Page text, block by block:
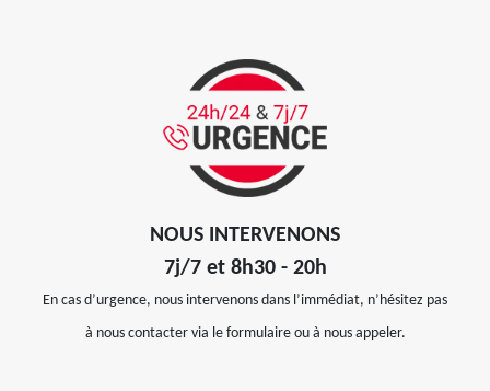
NOUS INTERVENONS
7j/7 et 8h30 - 20h
En cas d’urgence, nous intervenons dans l’immédiat, n’hésitez pas
à nous contacter via le formulaire ou à nous appeler.